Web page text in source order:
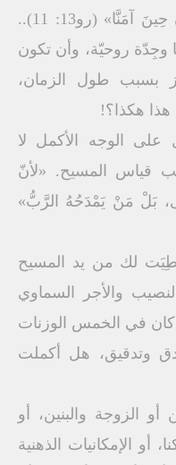
«إِنَّ خَلاَصَنَا الآنَ أَقْرَبُ مِمَّا كَانَ حِينَ آمَنَّا» (رو13: 11)..
وجِدّة روحيّة، وأن تكون
بسبب طول الزمان،
هذا هكذا؟!
على الوجه الأكمل لا
قياس المسيح. «لأنّ
بَلْ مَنْ يَمْدَحُهُ الرَّبُّ»
لك من يد المسيح
والأجر السماوي
كان في الخمس الوزنات
وتدقيق، هل أكملت
الزوجة والبنين، أو
أو الإمكانيات الذهنية